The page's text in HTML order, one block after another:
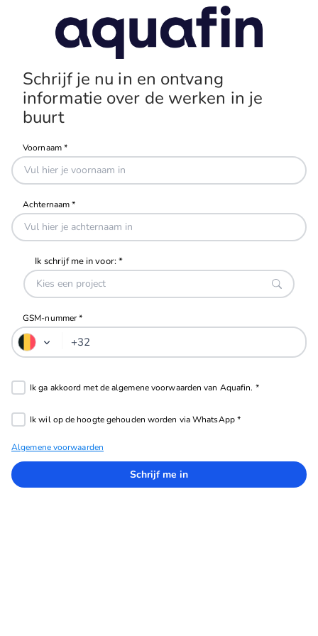
Schrijf je nu in en ontvang
informatie over de werken in je
buurt
GSM-nummer *
Algemene voorwaarden
Schrijf me in